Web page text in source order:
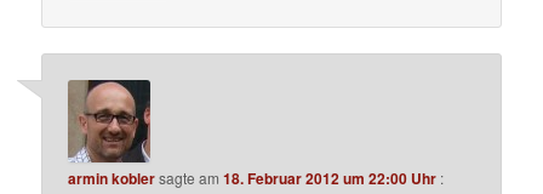
armin koblersagte am18. Februar 2012 um 22:00 Uhr :